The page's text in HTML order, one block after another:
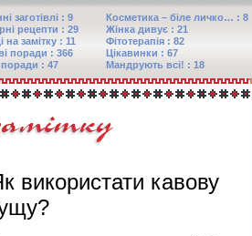
Косметика – біле личко… : 8
Жінка дивує : 21
Фітотерапія : 82
Цікавинки : 67
Мандрують всі! : 18
заготівлі : 9
рецепти : 29
на замітку : 11
поради : 366
поради : 47
використати кавову